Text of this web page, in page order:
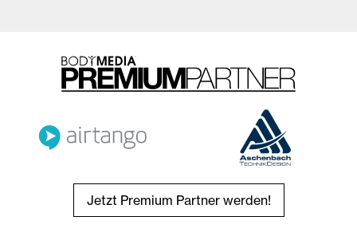
Jetzt Premium Partner werden!